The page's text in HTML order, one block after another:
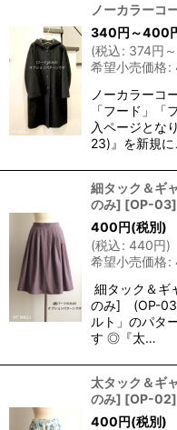
ノーカラーコ
340円 ～400
(税込: 374円
希望小売価格:
ノーカラー
「フード」「
入ページとな
23)』を新規
細タック＆ギ
のみ] [OP-03]
400円(税別)
(税込: 440円)
希望小売価格:
細タック＆ギ
のみ] (OP-
ルト」のパタ
す ◎『太…
太タック＆ギ
のみ] [OP-02]
400円(税別)